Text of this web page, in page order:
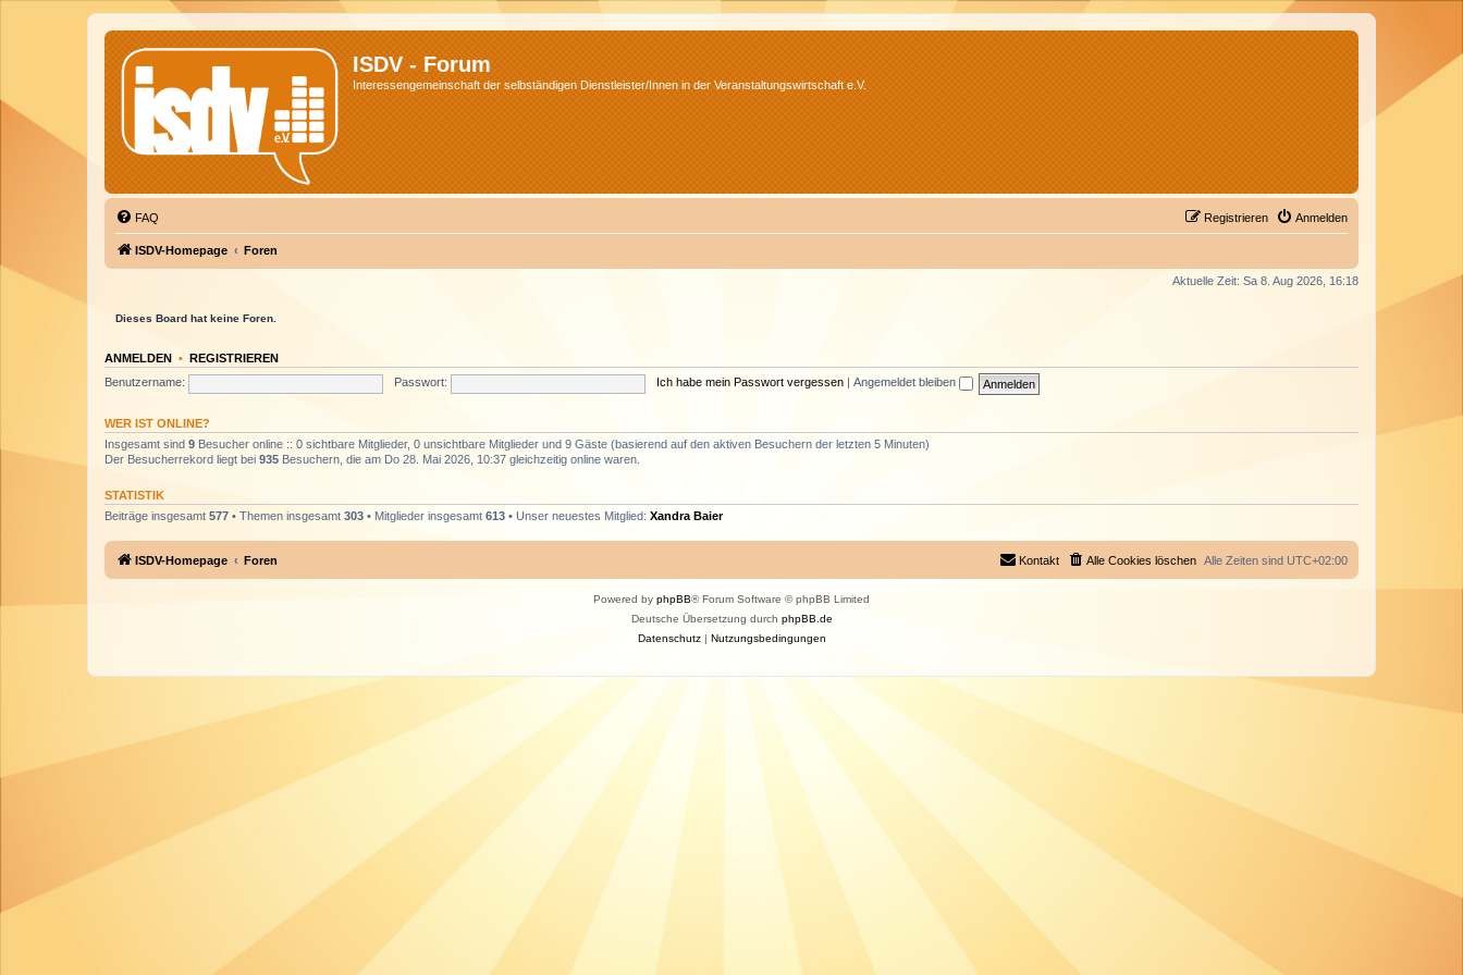
ISDV - Forum
Interessengemeinschaft der selbständigen Dienstleister/Innen in der Veranstaltungswirtschaft e.V.
FAQ Anmelden
Registrieren
ISDV-Homepage Foren
Aktuelle Zeit: Sa 8. Aug 2026, 16:18
Dieses Board hat keine Foren.
ANMELDEN • REGISTRIEREN
Benutzername:
Passwort: Ich habe mein Passwort vergessen Angemeldet bleiben
WER IST ONLINE?
Insgesamt sind 9 Besucher online :: 0 sichtbare Mitglieder, 0 unsichtbare Mitglieder und 9 Gäste (basierend auf den aktiven Besuchern der letzten 5 Minuten)
Der Besucherrekord liegt bei 935 Besuchern, die am Do 28. Mai 2026, 10:37 gleichzeitig online waren.
STATISTIK
Beiträge insgesamt 577 • Themen insgesamt 303 • Mitglieder insgesamt 613 • Unser neuestes Mitglied: Xandra Baier
ISDV-Homepage Foren Alle Zeiten sind UTC+02:00
Alle Cookies löschen
Kontakt
Powered by phpBB® Forum Software © phpBB Limited
Deutsche Übersetzung durch phpBB.de
Datenschutz| Nutzungsbedingungen